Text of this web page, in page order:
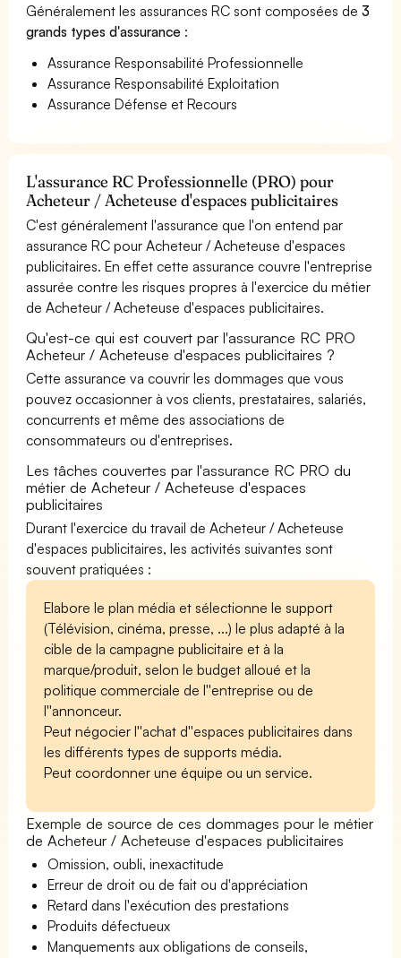
Généralement les assurances RC sont composées de3
grands types d'assurance :
Assurance Responsabilité Professionnelle
Assurance Responsabilité Exploitation
Assurance Défense et Recours
L'assurance RC Professionnelle (PRO) pour
Acheteur / Acheteuse d'espaces publicitaires
C'est généralement l'assurance que l'on entend par
assurance RC pour Acheteur / Acheteuse d'espaces
publicitaires. En effet cette assurance couvre l'entreprise
assurée contre les risques propres à l'exercice du métier
de Acheteur / Acheteuse d'espaces publicitaires.
Qu'est-ce qui est couvert par l'assurance RC PRO
Acheteur / Acheteuse d'espaces publicitaires ?
Cette assurance va couvrir les dommages que vous
pouvez occasionner à vos clients, prestataires, salariés,
concurrents et même des associations de
consommateurs ou d'entreprises.
Les tâches couvertes par l'assurance RC PRO du
métier de Acheteur / Acheteuse d'espaces
publicitaires
Durant l'exercice du travail de Acheteur / Acheteuse
d'espaces publicitaires, les activités suivantes sont
souvent pratiquées :
Elabore le plan média et sélectionne le support
(Télévision, cinéma, presse, ...) le plus adapté à la
cible de la campagne publicitaire et à la
marque/produit, selon le budget alloué et la
politique commerciale de l''entreprise ou de
l''annonceur.
Peut négocier l''achat d''espaces publicitaires dans
les différents types de supports média.
Peut coordonner une équipe ou un service.
Exemple de source de ces dommages pour le métier
de Acheteur / Acheteuse d'espaces publicitaires
Omission, oubli, inexactitude
Erreur de droit ou de fait ou d'appréciation
Retard dans l'exécution des prestations
Produits défectueux
Manquements aux obligations de conseils,